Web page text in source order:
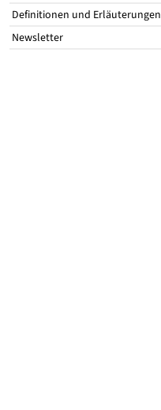
Definitionen und Erläuterungen
Newsletter